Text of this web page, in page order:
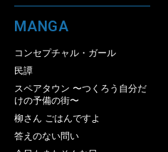
MANGA
コンセプチャル・ガール
民譚
スペアタウン 〜つくろう自分だ
けの予備の街〜
柳さん ごはんですよ
答えのない問い